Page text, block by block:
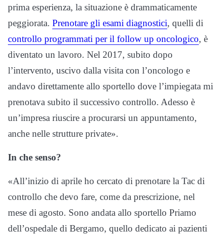
prima esperienza, la situazione è drammaticamente
peggiorata. Prenotare gli esami diagnostici, quelli di
controllo programmati per il follow up oncologico, è
diventato un lavoro. Nel 2017, subito dopo
l’intervento, uscivo dalla visita con l’oncologo e
andavo direttamente allo sportello dove l’impiegata mi
prenotava subito il successivo controllo. Adesso è
un’impresa riuscire a procurarsi un appuntamento,
anche nelle strutture private».
In che senso?
«All’inizio di aprile ho cercato di prenotare la Tac di
controllo che devo fare, come da prescrizione, nel
mese di agosto. Sono andata allo sportello Priamo
dell’ospedale di Bergamo, quello dedicato ai pazienti